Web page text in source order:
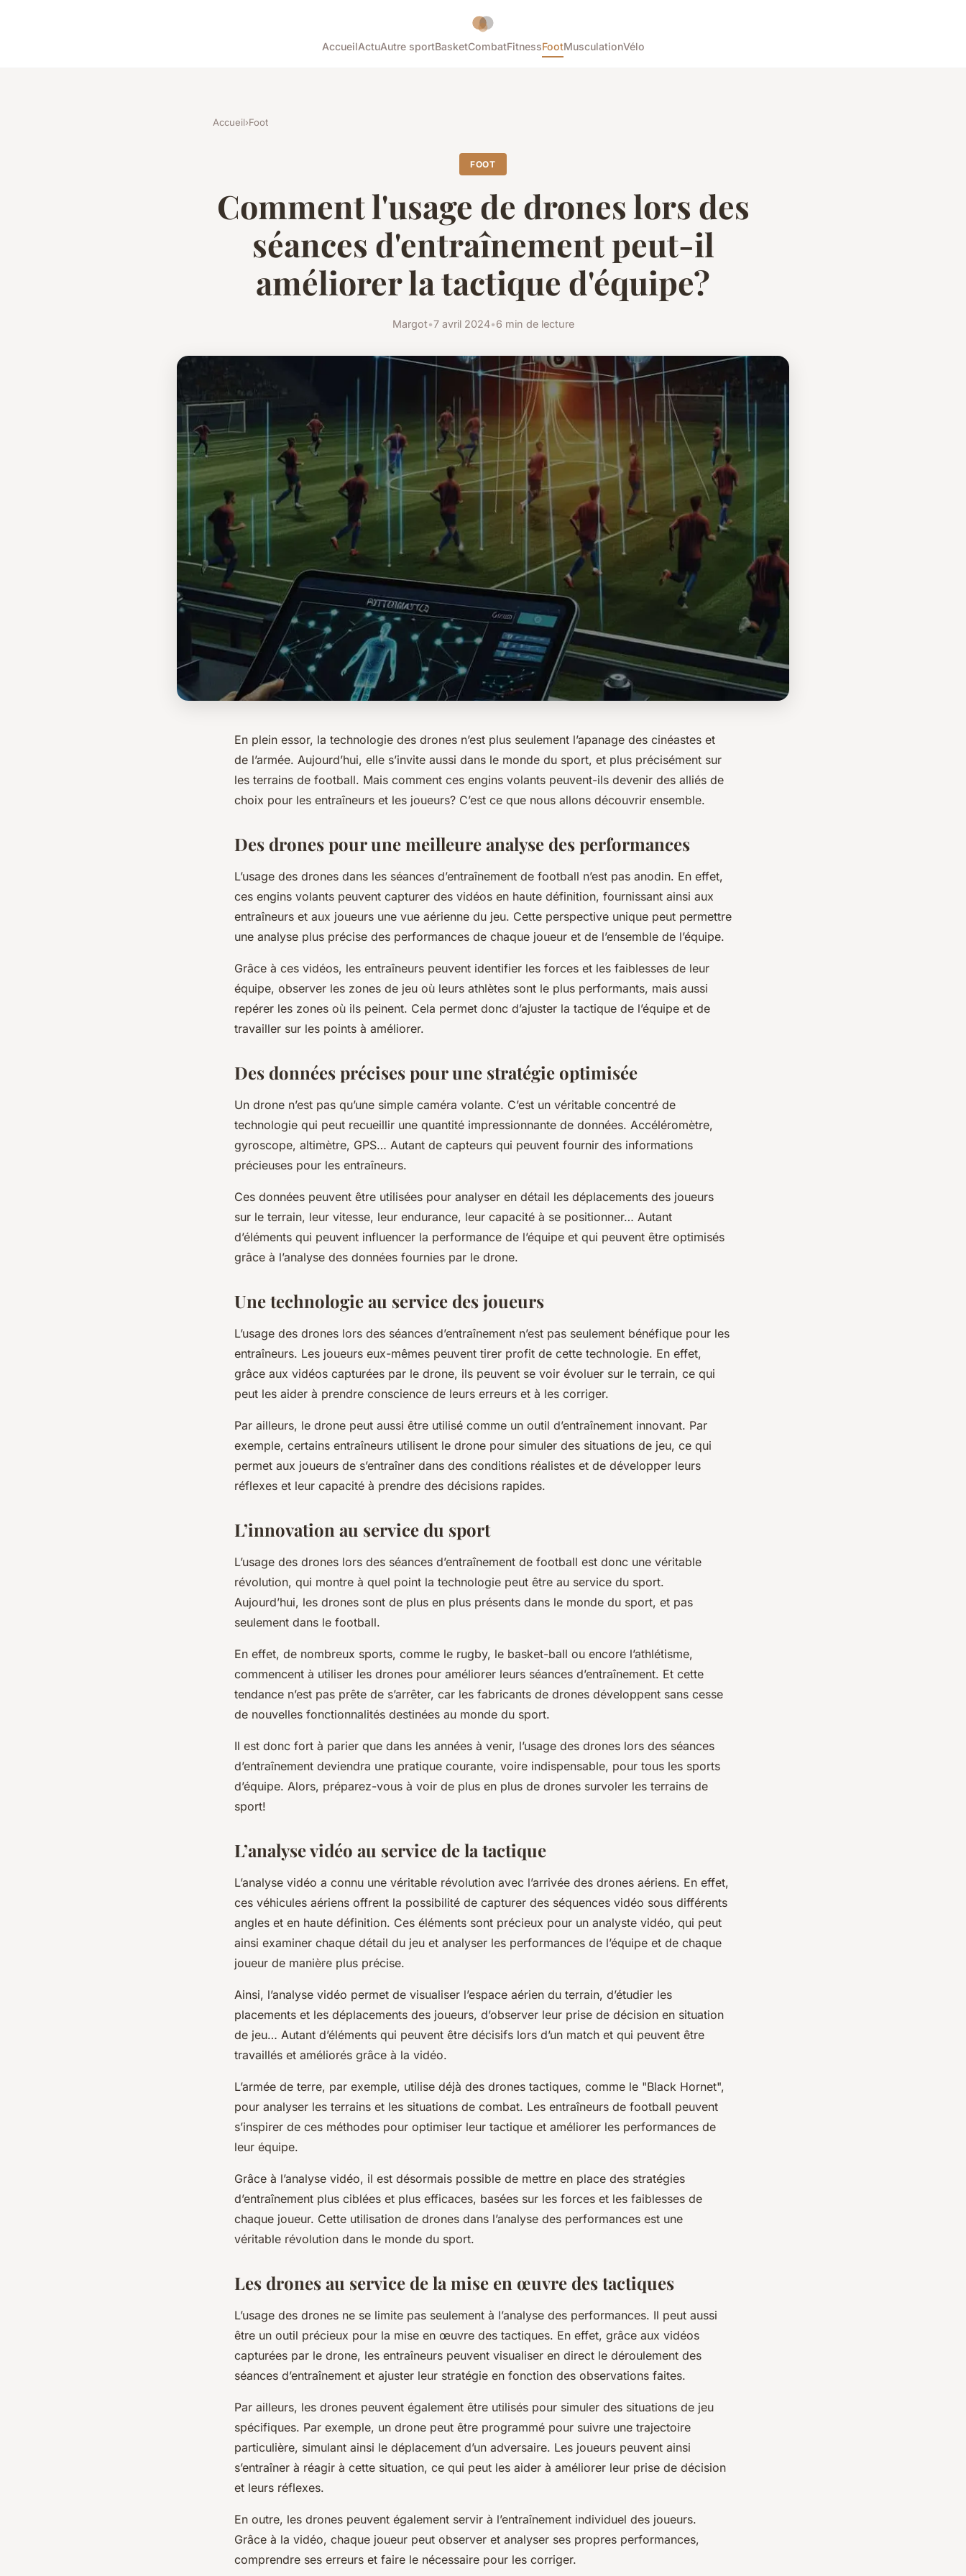
AccueilActuAutre sportBasketCombatFitnessFootMusculationVélo
Accueil›Foot
FOOT
Comment l'usage de drones lors des
séances d'entraînement peut-il
améliorer la tactique d'équipe?
Margot•7 avril 2024•6 min de lecture
En plein essor, la technologie des drones n’est plus seulement l’apanage des cinéastes et
de l’armée. Aujourd’hui, elle s’invite aussi dans le monde du sport, et plus précisément sur
les terrains de football. Mais comment ces engins volants peuvent-ils devenir des alliés de
choix pour les entraîneurs et les joueurs? C’est ce que nous allons découvrir ensemble.
Des drones pour une meilleure analyse des performances
L’usage des drones dans les séances d’entraînement de football n’est pas anodin. En effet,
ces engins volants peuvent capturer des vidéos en haute définition, fournissant ainsi aux
entraîneurs et aux joueurs une vue aérienne du jeu. Cette perspective unique peut permettre
une analyse plus précise des performances de chaque joueur et de l’ensemble de l’équipe.
Grâce à ces vidéos, les entraîneurs peuvent identifier les forces et les faiblesses de leur
équipe, observer les zones de jeu où leurs athlètes sont le plus performants, mais aussi
repérer les zones où ils peinent. Cela permet donc d’ajuster la tactique de l’équipe et de
travailler sur les points à améliorer.
Des données précises pour une stratégie optimisée
Un drone n’est pas qu’une simple caméra volante. C’est un véritable concentré de
technologie qui peut recueillir une quantité impressionnante de données. Accéléromètre,
gyroscope, altimètre, GPS… Autant de capteurs qui peuvent fournir des informations
précieuses pour les entraîneurs.
Ces données peuvent être utilisées pour analyser en détail les déplacements des joueurs
sur le terrain, leur vitesse, leur endurance, leur capacité à se positionner… Autant
d’éléments qui peuvent influencer la performance de l’équipe et qui peuvent être optimisés
grâce à l’analyse des données fournies par le drone.
Une technologie au service des joueurs
L’usage des drones lors des séances d’entraînement n’est pas seulement bénéfique pour les
entraîneurs. Les joueurs eux-mêmes peuvent tirer profit de cette technologie. En effet,
grâce aux vidéos capturées par le drone, ils peuvent se voir évoluer sur le terrain, ce qui
peut les aider à prendre conscience de leurs erreurs et à les corriger.
Par ailleurs, le drone peut aussi être utilisé comme un outil d’entraînement innovant. Par
exemple, certains entraîneurs utilisent le drone pour simuler des situations de jeu, ce qui
permet aux joueurs de s’entraîner dans des conditions réalistes et de développer leurs
réflexes et leur capacité à prendre des décisions rapides.
L’innovation au service du sport
L’usage des drones lors des séances d’entraînement de football est donc une véritable
révolution, qui montre à quel point la technologie peut être au service du sport.
Aujourd’hui, les drones sont de plus en plus présents dans le monde du sport, et pas
seulement dans le football.
En effet, de nombreux sports, comme le rugby, le basket-ball ou encore l’athlétisme,
commencent à utiliser les drones pour améliorer leurs séances d’entraînement. Et cette
tendance n’est pas prête de s’arrêter, car les fabricants de drones développent sans cesse
de nouvelles fonctionnalités destinées au monde du sport.
Il est donc fort à parier que dans les années à venir, l’usage des drones lors des séances
d’entraînement deviendra une pratique courante, voire indispensable, pour tous les sports
d’équipe. Alors, préparez-vous à voir de plus en plus de drones survoler les terrains de
sport!
L’analyse vidéo au service de la tactique
L’analyse vidéo a connu une véritable révolution avec l’arrivée des drones aériens. En effet,
ces véhicules aériens offrent la possibilité de capturer des séquences vidéo sous différents
angles et en haute définition. Ces éléments sont précieux pour un analyste vidéo, qui peut
ainsi examiner chaque détail du jeu et analyser les performances de l’équipe et de chaque
joueur de manière plus précise.
Ainsi, l’analyse vidéo permet de visualiser l’espace aérien du terrain, d’étudier les
placements et les déplacements des joueurs, d’observer leur prise de décision en situation
de jeu… Autant d’éléments qui peuvent être décisifs lors d’un match et qui peuvent être
travaillés et améliorés grâce à la vidéo.
L’armée de terre, par exemple, utilise déjà des drones tactiques, comme le "Black Hornet",
pour analyser les terrains et les situations de combat. Les entraîneurs de football peuvent
s’inspirer de ces méthodes pour optimiser leur tactique et améliorer les performances de
leur équipe.
Grâce à l’analyse vidéo, il est désormais possible de mettre en place des stratégies
d’entraînement plus ciblées et plus efficaces, basées sur les forces et les faiblesses de
chaque joueur. Cette utilisation de drones dans l’analyse des performances est une
véritable révolution dans le monde du sport.
Les drones au service de la mise en œuvre des tactiques
L’usage des drones ne se limite pas seulement à l’analyse des performances. Il peut aussi
être un outil précieux pour la mise en œuvre des tactiques. En effet, grâce aux vidéos
capturées par le drone, les entraîneurs peuvent visualiser en direct le déroulement des
séances d’entraînement et ajuster leur stratégie en fonction des observations faites.
Par ailleurs, les drones peuvent également être utilisés pour simuler des situations de jeu
spécifiques. Par exemple, un drone peut être programmé pour suivre une trajectoire
particulière, simulant ainsi le déplacement d’un adversaire. Les joueurs peuvent ainsi
s’entraîner à réagir à cette situation, ce qui peut les aider à améliorer leur prise de décision
et leurs réflexes.
En outre, les drones peuvent également servir à l’entraînement individuel des joueurs.
Grâce à la vidéo, chaque joueur peut observer et analyser ses propres performances,
comprendre ses erreurs et faire le nécessaire pour les corriger.